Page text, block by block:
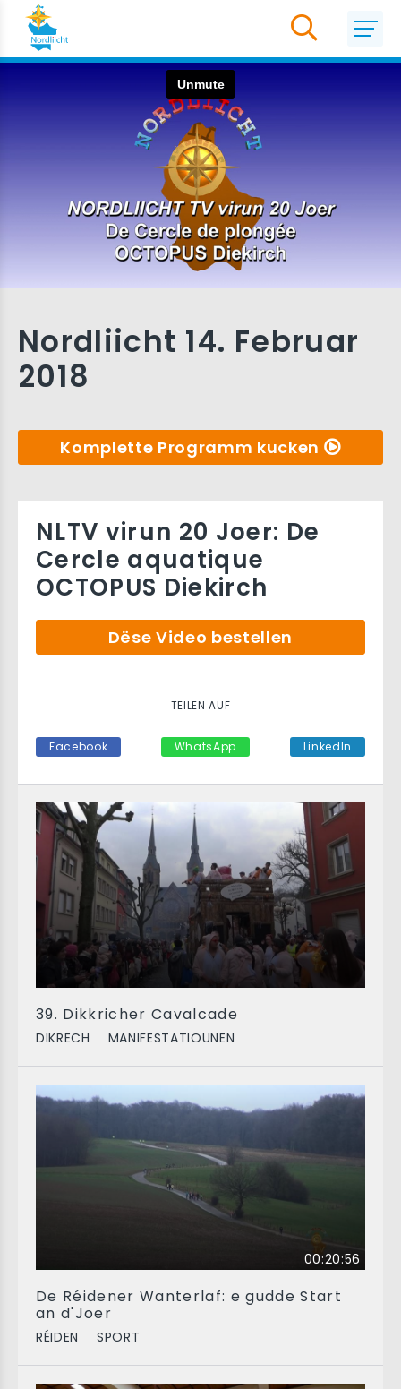
Nordliicht 14. Februar
2018
Komplette Programm kucken
39. Dikkricher Cavalcade
DIKRECH MANIFESTATIOUNEN
00:20:56
De Réidener Wanterlaf: e gudde Start
an d'Joer
RÉIDEN SPORT
NLTV virun 20 Joer: De
Cercle aquatique
OCTOPUS Diekirch
Dëse Video bestellen
TEILEN AUF
Facebook WhatsApp LinkedIn